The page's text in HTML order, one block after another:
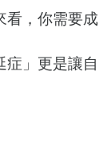
看，你需要成
」更是讓自